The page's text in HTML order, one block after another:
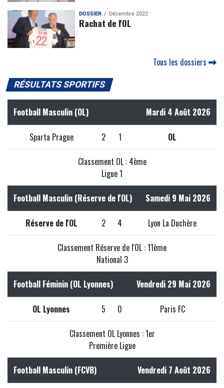
DOSSIER Décembre 2022
Rachat de l'OL
Tous les dossiers
RÉSULTATS SPORTIFS
Football Masculin (OL) Mardi 4 Août 2026
Sparta Prague 2 1 OL
Classement OL : 4ème
Ligue 1
Football Masculin (Réserve de l'OL) Samedi 9 Mai 2026
Réserve de l'OL 2 4 Lyon La Duchère
Classement Réserve de l'OL : 11ème
National 3
Football Féminin (OL Lyonnes) Vendredi 29 Mai 2026
OL Lyonnes 5 0 Paris FC
Classement OL Lyonnes : 1er
Première Ligue
Football Masculin (FCVB) Vendredi 7 Août 2026